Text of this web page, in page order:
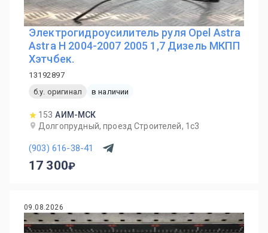
Электрогидроусилитель руля Opel Astra
Astra H 2004-2007 2005 1,7 Дизель МКПП
Хэтчбек.
13192897
б.у. оригинал
в наличии
153 АИМ-МСК
Долгопрудный, проезд Строителей, 1с3
(903) 616-38-41
17 300
09.08.2026